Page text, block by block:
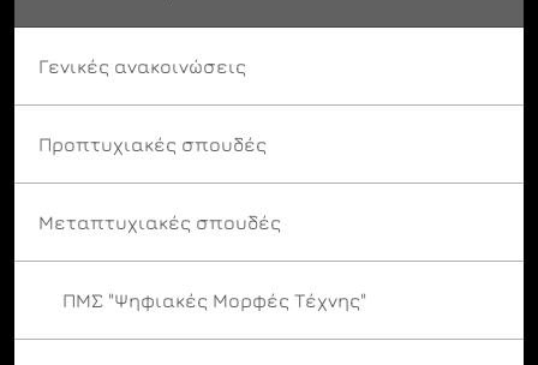
Γενικές ανακοινώσεις
Προπτυχιακές σπουδές
Μεταπτυχιακές σπουδές
ΠΜΣ "Ψηφιακές Μορφές Τέχνης"